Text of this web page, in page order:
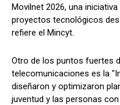
Movilnet 2026, una
proyectos tecnológicos
refiere el Mincyt.
Otro de los puntos fuertes
telecomunicaciones es la
diseñaron y optimizaron
juventud y las personas